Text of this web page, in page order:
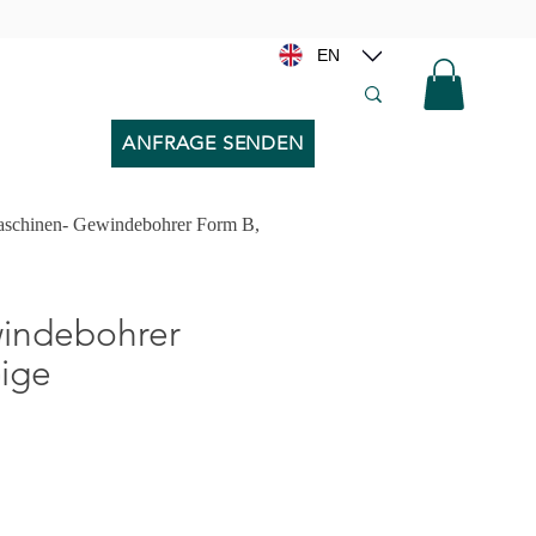
EN
ANFRAGE SENDEN
Filiere per Diametro x Passo >>
Gewindebohrer Form B,